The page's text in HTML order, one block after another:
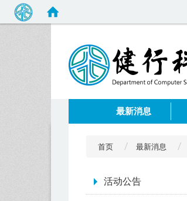
最新消息
首页 最新消息
活动公告